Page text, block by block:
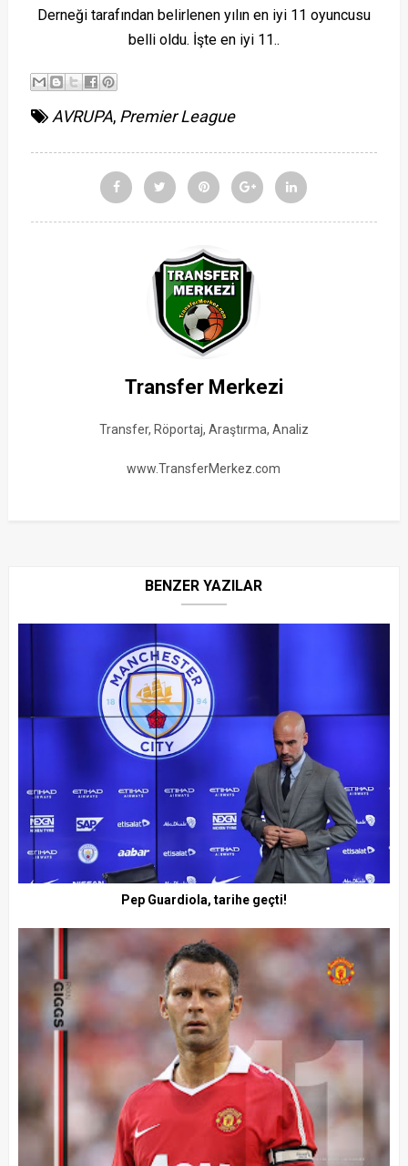
Derneği tarafından belirlenen yılın en iyi 11 oyuncusu
belli oldu. İşte en iyi 11..
AVRUPA, Premier League
Transfer Merkezi
Transfer, Röportaj, Araştırma, Analiz
www.TransferMerkez.com
BENZER YAZILAR
Pep Guardiola, tarihe geçti!